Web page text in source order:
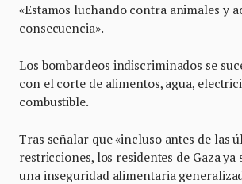
«Estamos luchando contra animales y
consecuencia».
Los bombardeos indiscriminados se
con el corte de alimentos, agua,
combustible.
Tras señalar que «incluso antes de las
restricciones, los residentes de Gaza ya
una inseguridad alimentaria